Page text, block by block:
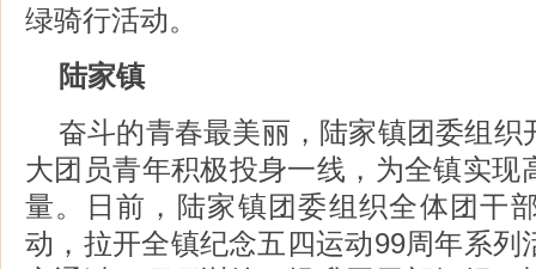
绿骑行活动。
陆家镇
奋斗的青春最美丽，陆家镇团委组织
大团员青年积极投身一线，为全镇实现
量。日前，陆家镇团委组织全体团干
动，拉开全镇纪念五四运动99周年系列